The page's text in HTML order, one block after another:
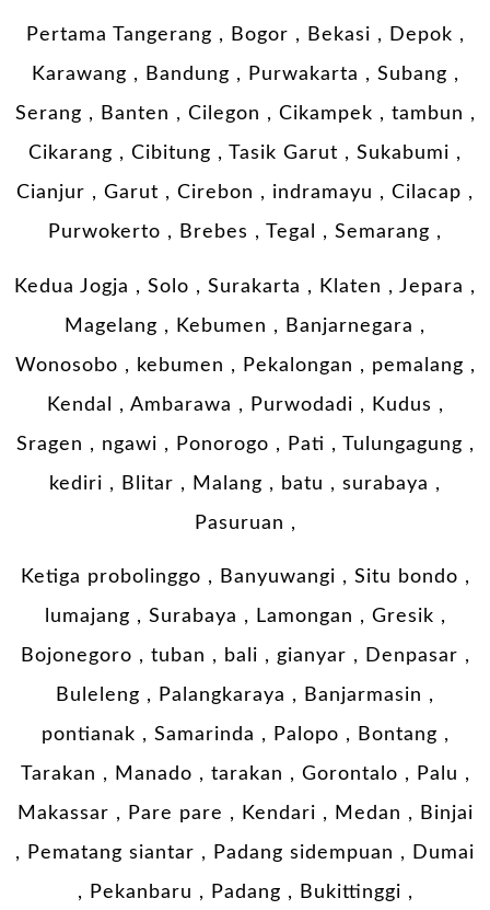
Pertama Tangerang , Bogor , Bekasi , Depok ,
Karawang , Bandung , Purwakarta , Subang ,
Serang , Banten , Cilegon , Cikampek , tambun ,
Cikarang , Cibitung , Tasik Garut , Sukabumi ,
Cianjur , Garut , Cirebon , indramayu , Cilacap ,
Purwokerto , Brebes , Tegal , Semarang ,
Kedua Jogja , Solo , Surakarta , Klaten , Jepara ,
Magelang , Kebumen , Banjarnegara ,
Wonosobo , kebumen , Pekalongan , pemalang ,
Kendal , Ambarawa , Purwodadi , Kudus ,
Sragen , ngawi , Ponorogo , Pati , Tulungagung ,
kediri , Blitar , Malang , batu , surabaya ,
Pasuruan ,
Ketiga probolinggo , Banyuwangi , Situ bondo ,
lumajang , Surabaya , Lamongan , Gresik ,
Bojonegoro , tuban , bali , gianyar , Denpasar ,
Buleleng , Palangkaraya , Banjarmasin ,
pontianak , Samarinda , Palopo , Bontang ,
Tarakan , Manado , tarakan , Gorontalo , Palu ,
Makassar , Pare pare , Kendari , Medan , Binjai
, Pematang siantar , Padang sidempuan , Dumai
, Pekanbaru , Padang , Bukittinggi ,